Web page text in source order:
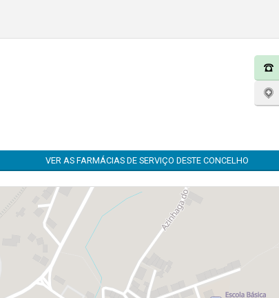
VER AS FARMÁCIAS DE SERVIÇO DESTE CONCELHO